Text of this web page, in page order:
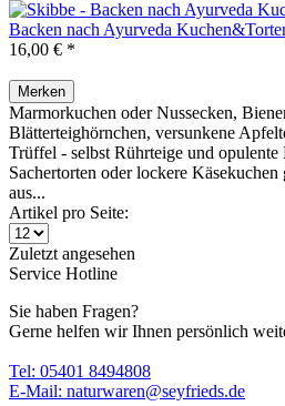
Backen nach Ayurveda
16,00 € *
Merken
Marmorkuchen oder Nussecken,
Blätterteighörnchen, versunkene
Trüffel - selbst Rührteige und
Sachertorten oder lockere
aus...
Artikel pro Seite:
Zuletzt angesehen
Service Hotline
Sie haben Fragen?
Gerne helfen wir Ihnen persönlich
Tel: 05401 8494808
E-Mail: naturwaren@seyfrieds.de